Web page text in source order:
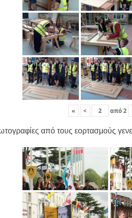
« < από2
από τους εορτασμούς